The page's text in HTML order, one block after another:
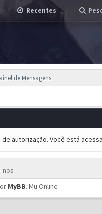
Recentes
de Mensagens
autorização. Você está
nos
MyBB. Mu Online